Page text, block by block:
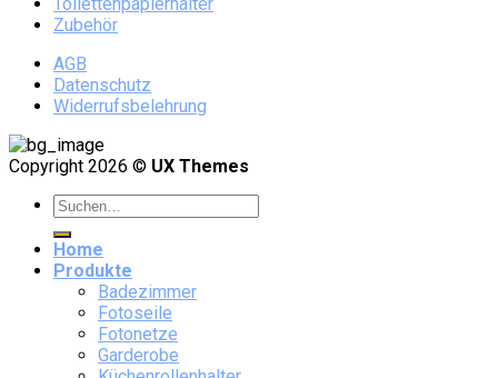
Zubehör
AGB
Datenschutz
Widerrufsbelehrung
Copyright 2026 © UX Themes
Home
Produkte
Badezimmer
Fotoseile
Fotonetze
Garderobe